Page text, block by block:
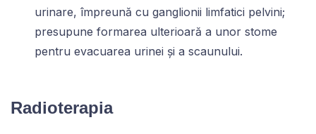
urinare, împreună cu ganglionii limfatici pelvini;
presupune formarea ulterioară a unor stome
pentru evacuarea urinei și a scaunului.
Radioterapia